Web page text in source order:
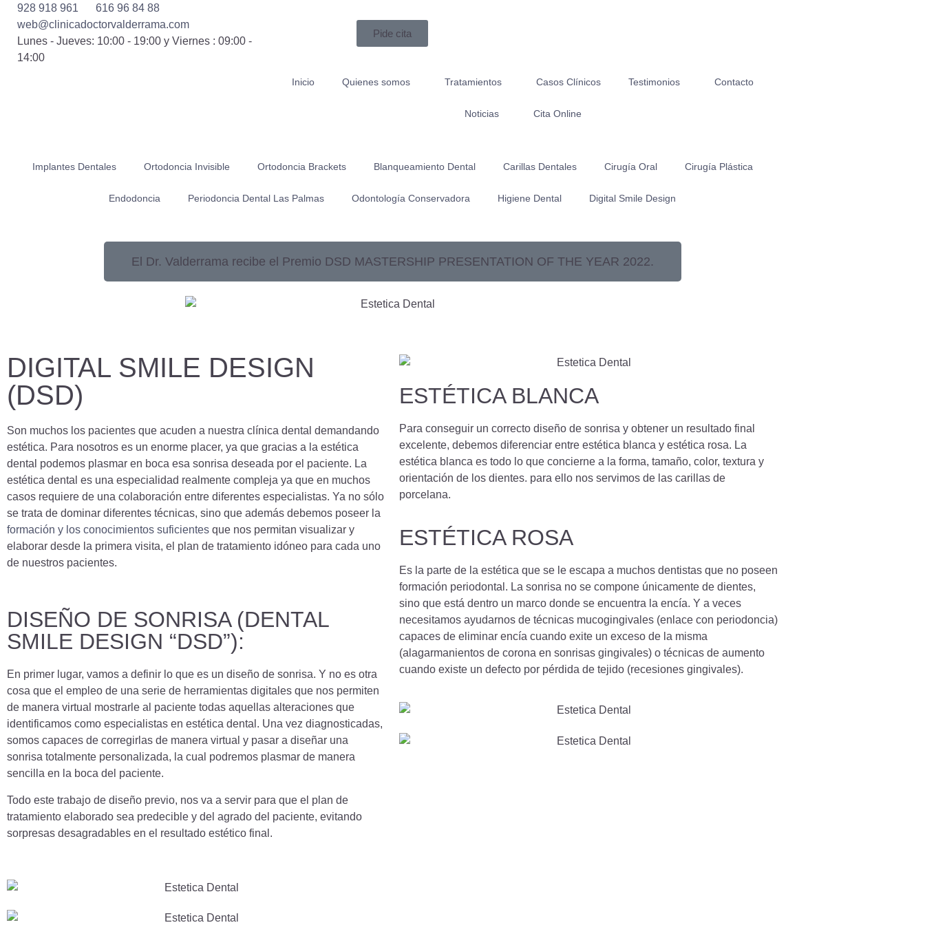
928 918 961
616 96 84 88
web@clinicadoctorvalderrama.com
Lunes - Jueves: 10:00 - 19:00 y Viernes : 09:00 -
14:00
Pide cita
Inicio Quienes somos Tratamientos Casos Clínicos Testimonios Contacto
Noticias Cita Online
Implantes Dentales Ortodoncia Invisible Ortodoncia Brackets Blanqueamiento Dental Carillas Dentales Cirugía Oral Cirugía Plástica
Endodoncia Periodoncia Dental Las Palmas Odontología Conservadora Higiene Dental Digital Smile Design
El Dr. Valderrama recibe el Premio DSD MASTERSHIP PRESENTATION OF THE YEAR 2022.
DIGITAL SMILE DESIGN
(DSD)
Son muchos los pacientes que acuden a nuestra clínica dental demandando
estética. Para nosotros es un enorme placer, ya que gracias a la estética
dental podemos plasmar en boca esa sonrisa deseada por el paciente. La
estética dental es una especialidad realmente compleja ya que en muchos
casos requiere de una colaboración entre diferentes especialistas. Ya no sólo
se trata de dominar diferentes técnicas, sino que además debemos poseer la
formación y los conocimientos suficientes que nos permitan visualizar y
elaborar desde la primera visita, el plan de tratamiento idóneo para cada uno
de nuestros pacientes.
DISEÑO DE SONRISA (DENTAL
SMILE DESIGN “DSD”):
En primer lugar, vamos a definir lo que es un diseño de sonrisa. Y no es otra
cosa que el empleo de una serie de herramientas digitales que nos permiten
de manera virtual mostrarle al paciente todas aquellas alteraciones que
identificamos como especialistas en estética dental. Una vez diagnosticadas,
somos capaces de corregirlas de manera virtual y pasar a diseñar una
sonrisa totalmente personalizada, la cual podremos plasmar de manera
sencilla en la boca del paciente.
Todo este trabajo de diseño previo, nos va a servir para que el plan de
tratamiento elaborado sea predecible y del agrado del paciente, evitando
sorpresas desagradables en el resultado estético final.
ESTÉTICA BLANCA
Para conseguir un correcto diseño de sonrisa y obtener un resultado final
excelente, debemos diferenciar entre estética blanca y estética rosa. La
estética blanca es todo lo que concierne a la forma, tamaño, color, textura y
orientación de los dientes. para ello nos servimos de las carillas de
porcelana.
ESTÉTICA ROSA
Es la parte de la estética que se le escapa a muchos dentistas que no poseen
formación periodontal. La sonrisa no se compone únicamente de dientes,
sino que está dentro un marco donde se encuentra la encía. Y a veces
necesitamos ayudarnos de técnicas mucogingivales (enlace con periodoncia)
capaces de eliminar encía cuando exite un exceso de la misma
(alagarmanientos de corona en sonrisas gingivales) o técnicas de aumento
cuando existe un defecto por pérdida de tejido (recesiones gingivales).